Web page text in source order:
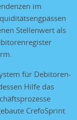
im
Stellenwert als
für Debitoren-
Hilfe das
CrefoSprint